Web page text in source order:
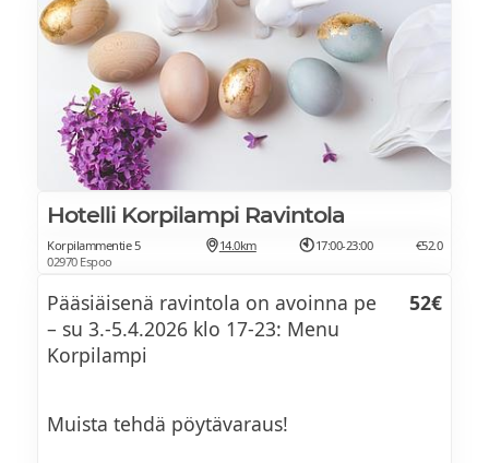
Lämpöiseltä puolelta löytyy
Kermainen parsakeitto (L+G)
Karitsan paahtopaistia tummalla
rosmariini-valkosipulikastikkeella (M+G+VS)
sahrami-sitruunaperunat (VL+G)
Yrttivoissa paistetut kanan sisäfileet feta-
kuorrutuksella (VL+G)
Gnoccheja, tofua ja kasviksia yrtti-
tomaattikastikkeessa (VE) riisi (VE+G)
Jälkiruoka
Hotelli Korpilampi Ravintola
Korpilammentie 5
02970 Espoo
14.0km 17:00-23:00 €52.0
Pääsiäisenä ravintola on avoinna pe
– su 3.-5.4.2026 klo 17-23: Menu
Korpilampi
52€
Muista tehdä pöytävaraus!